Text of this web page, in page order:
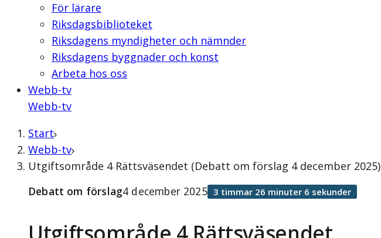
För lärare
Riksdagsbiblioteket
Riksdagens myndigheter och nämnder
Riksdagens byggnader och konst
Arbeta hos oss
Webb-tv
Webb-tv
Start
Webb-tv
Utgiftsområde 4 Rättsväsendet (Debatt om förslag 4 december 2025)
Debatt om förslag4 december 2025 3 timmar 26 minuter 6 sekunder